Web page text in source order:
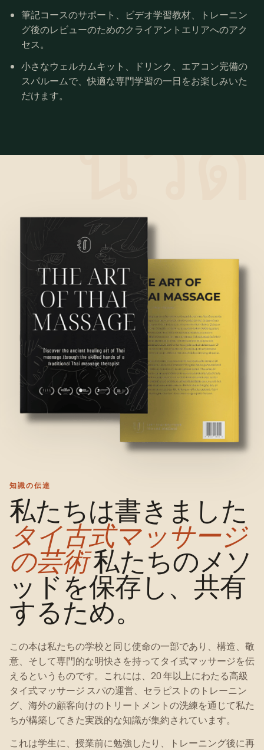
筆記コースのサポート、ビデオ学習教材、トレーニン
グ後のレビューのためのクライアントエリアへのアク
セス。
小さなウェルカムキット、ドリンク、エアコン完備の
スパルームで、快適な専門学習の一日をお楽しみいた
だけます。
知識の伝達
私たちは書きました
タイ古式マッサージ
の芸術私たちのメソ
ッドを保存し、共有
するため。
この本は私たちの学校と同じ使命の一部であり、構造、敬
意、そして専門的な明快さを持ってタイ式マッサージを伝
えるというものです。これには、20 年以上にわたる高級
タイ式マッサージ スパの運営、セラピストのトレーニン
グ、海外の顧客向けのトリートメントの洗練を通じて私た
ちが構築してきた実践的な知識が集約されています。
これは学生に、授業前に勉強したり、トレーニング後に再